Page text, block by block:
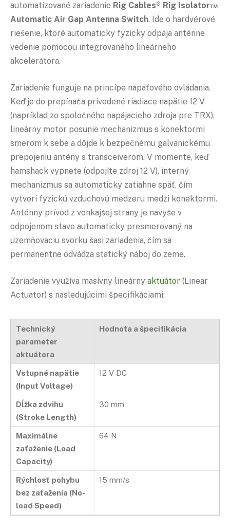
automatizované zariadenie Rig Cables® Rig Isolator™
Automatic Air Gap Antenna Switch. Ide o hardvérové
riešenie, ktoré automaticky fyzicky odpája anténne
vedenie pomocou integrovaného lineárneho
akcelerátora.
Zariadenie funguje na princípe napäťového ovládania.
Keď je do prepínača privedené riadiace napätie 12 V
(napríklad zo spoločného napájacieho zdroja pre TRX),
lineárny motor posunie mechanizmus s konektormi
smerom k sebe a dôjde k bezpečnému galvanickému
prepojeniu antény s transceiverom. V momente, keď
hamshack vypnete (odpojíte zdroj 12 V), interný
mechanizmus sa automaticky zatiahne späť, čím
vytvorí fyzickú vzduchovú medzeru medzi konektormi.
Anténny prívod z vonkajšej strany je navyše v
odpojenom stave automaticky presmerovaný na
uzemňovaciu svorku šasi zariadenia, čím sa
permanentne odvádza statický náboj do zeme.
Zariadenie využíva masívny lineárny aktuátor (Linear
Actuator) s nasledujúcimi špecifikáciami:
Technický
parameter
aktuátora
Hodnota a špecifikácia
Vstupné napätie
(Input Voltage)
12 V DC
Dĺžka zdvihu
(Stroke Length)
30 mm
Maximálne
zaťaženie (Load
Capacity)
64 N
Rýchlosť pohybu
bez zaťaženia (No-
load Speed)
15 mm/s